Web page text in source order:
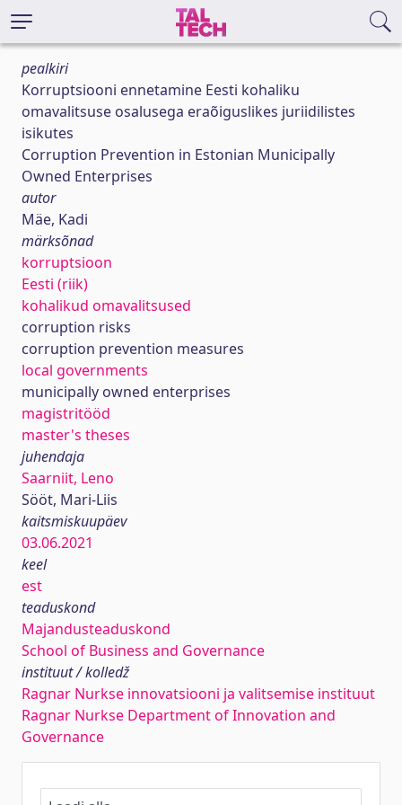
pealkiri
Korruptsiooni ennetamine Eesti kohaliku
omavalitsuse osalusega eraõiguslikes juriidilistes
isikutes
Corruption Prevention in Estonian Municipally
Owned Enterprises
autor
Mäe, Kadi
märksõnad
korruptsioon
Eesti (riik)
kohalikud omavalitsused
corruption risks
corruption prevention measures
local governments
municipally owned enterprises
magistritööd
master's theses
juhendaja
Saarniit, Leno
Sööt, Mari-Liis
kaitsmiskuupäev
03.06.2021
keel
est
teaduskond
Majandusteaduskond
School of Business and Governance
instituut / kolledž
Ragnar Nurkse innovatsiooni ja valitsemise instituut
Ragnar Nurkse Department of Innovation and
Governance